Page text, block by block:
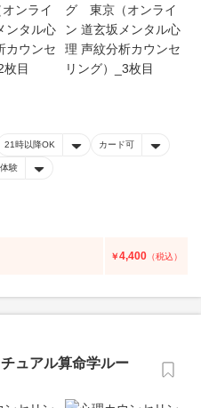
21時以降OK カード可
験
￥4,400 （税込）
ュアル算命学ルー